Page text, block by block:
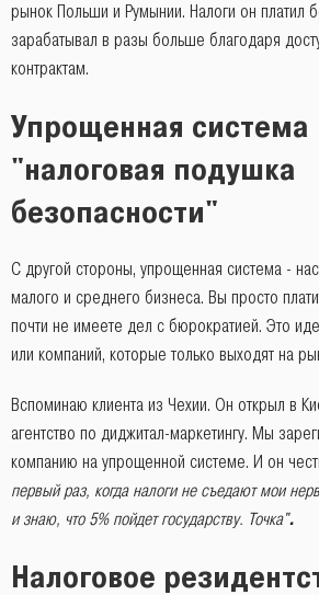
рынок Польши и Румынии. Налоги он платил
зарабатывал в разы больше благодаря
контрактам.
Упрощенная система
"налоговая подушка
безопасности"
С другой стороны, упрощенная система -
малого и среднего бизнеса. Вы просто
почти не имеете дел с бюрократией. Это
или компаний, которые только выходят на
Вспоминаю клиента из Чехии. Он открыл в
агентство по диджитал-маркетингу. Мы
компанию на упрощенной системе. И он
первый раз, когда налоги не съедают мои
и знаю, что 5% пойдет государству. Точка".
Налоговое